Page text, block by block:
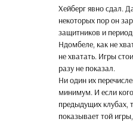
Хейберг явно сдал.
некоторых пор он
защитников и
Ндомбеле, как не
не хватать. Игры
разу не показал.
Ни один их
минимум. И если
предыдущих клубах,
показывает той